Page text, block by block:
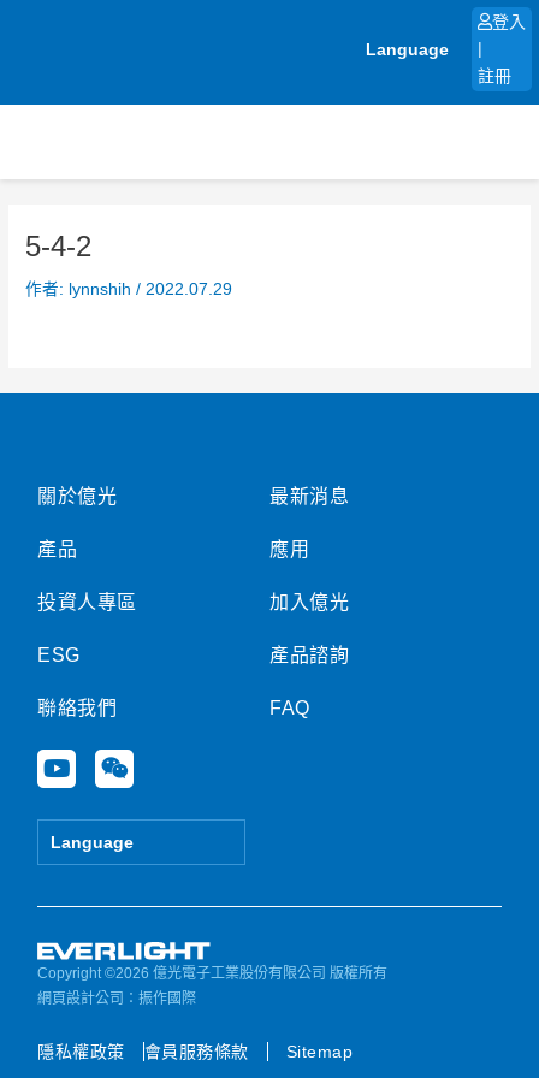
Language
登入
註冊
5-4-2
作者: lynnshih/ 2022.07.29
關於億光
產品
投資人專區
ESG
聯絡我們
Y
o
u
e
W
e
i
Language
最新消息
應用
加入億光
產品諮詢
FAQ
Copyright ©2026 億光電子工業股份有限公司 版權所有
網頁設計公司 ：振作國際
隱私權政策 會員服務條款 Sitemap